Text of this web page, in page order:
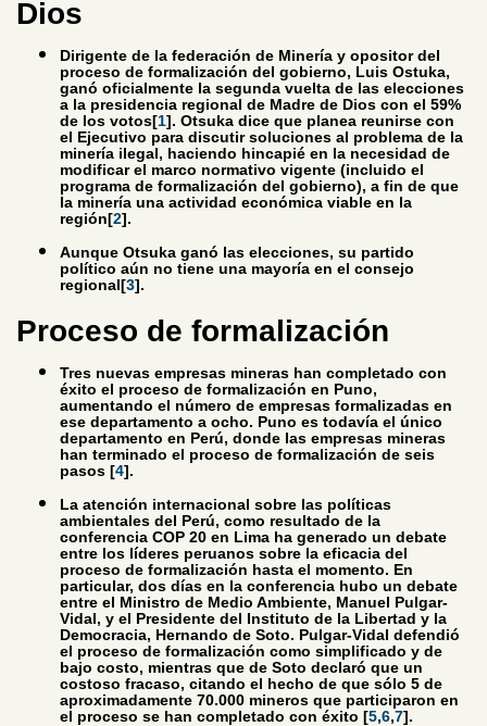
Dios
Dirigente de la federación de Minería y opositor del
proceso de formalización del gobierno, Luis Ostuka,
ganó oficialmente la segunda vuelta de las elecciones
a la presidencia regional de Madre de Dios con el 59%
de los votos[1]. Otsuka dice que planea reunirse con
el Ejecutivo para discutir soluciones al problema de la
minería ilegal, haciendo hincapié en la necesidad de
modificar el marco normativo vigente (incluido el
programa de formalización del gobierno), a fin de que
la minería una actividad económica viable en la
región[2].
Aunque Otsuka ganó las elecciones, su partido
político aún no tiene una mayoría en el consejo
regional[3].
Proceso de formalización
Tres nuevas empresas mineras han completado con
éxito el proceso de formalización en Puno,
aumentando el número de empresas formalizadas en
ese departamento a ocho. Puno es todavía el único
departamento en Perú, donde las empresas mineras
han terminado el proceso de formalización de seis
pasos [4].
La atención internacional sobre las políticas
ambientales del Perú, como resultado de la
conferencia COP 20 en Lima ha generado un debate
entre los líderes peruanos sobre la eficacia del
proceso de formalización hasta el momento. En
particular, dos días en la conferencia hubo un debate
entre el Ministro de Medio Ambiente, Manuel Pulgar-
Vidal, y el Presidente del Instituto de la Libertad y la
Democracia, Hernando de Soto. Pulgar-Vidal defendió
el proceso de formalización como simplificado y de
bajo costo, mientras que de Soto declaró que un
costoso fracaso, citando el hecho de que sólo 5 de
aproximadamente 70.000 mineros que participaron en
el proceso se han completado con éxito [5,6,7].